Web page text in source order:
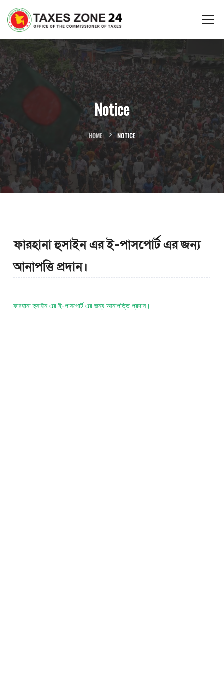
Notice
HOME NOTICE
ফারহানা হুসাইন এর ই-পাসপোর্ট এর জন্য
আনাপত্তি প্রদান।
ফারহানা হুসাইন এর ই-পাসপোর্ট এর জন্য আনাপত্তি প্রদান।